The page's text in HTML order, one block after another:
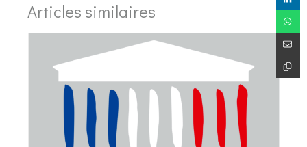
Articles similaires